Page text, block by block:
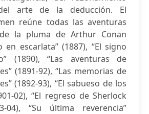
arte de la deducción. El
reúne todas las aventuras
la pluma de Arthur Conan
en escarlata” (1887), “El signo
(1890), “Las aventuras de
(1891-92), “Las memorias de
(1892-93), “El sabueso de los
02), “El regreso de Sherlock
04), “Su última reverencia”